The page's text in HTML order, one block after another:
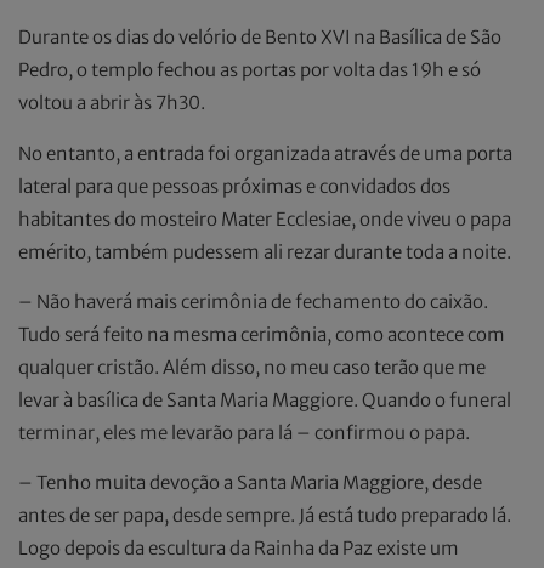
Durante os dias do velório de Bento XVI na Basílica de São
Pedro, o templo fechou as portas por volta das 19h e só
voltou a abrir às 7h30.
No entanto, a entrada foi organizada através de uma porta
lateral para que pessoas próximas e convidados dos
habitantes do mosteiro Mater Ecclesiae, onde viveu o papa
emérito, também pudessem ali rezar durante toda a noite.
– Não haverá mais cerimônia de fechamento do caixão.
Tudo será feito na mesma cerimônia, como acontece com
qualquer cristão. Além disso, no meu caso terão que me
levar à basílica de Santa Maria Maggiore. Quando o funeral
terminar, eles me levarão para lá – confirmou o papa.
– Tenho muita devoção a Santa Maria Maggiore, desde
antes de ser papa, desde sempre. Já está tudo preparado lá.
Logo depois da escultura da Rainha da Paz existe um